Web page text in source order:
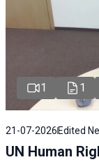
1 1
21-07-2026 Edited
UN Human